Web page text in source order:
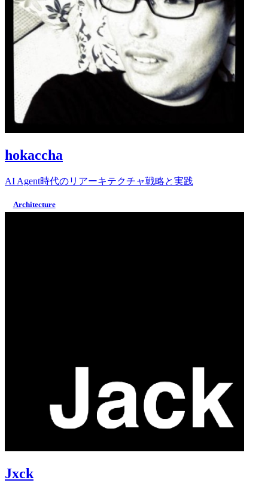
hokaccha
AI Agent時代のリアーキテクチャ戦略と実践
Architecture
Jxck